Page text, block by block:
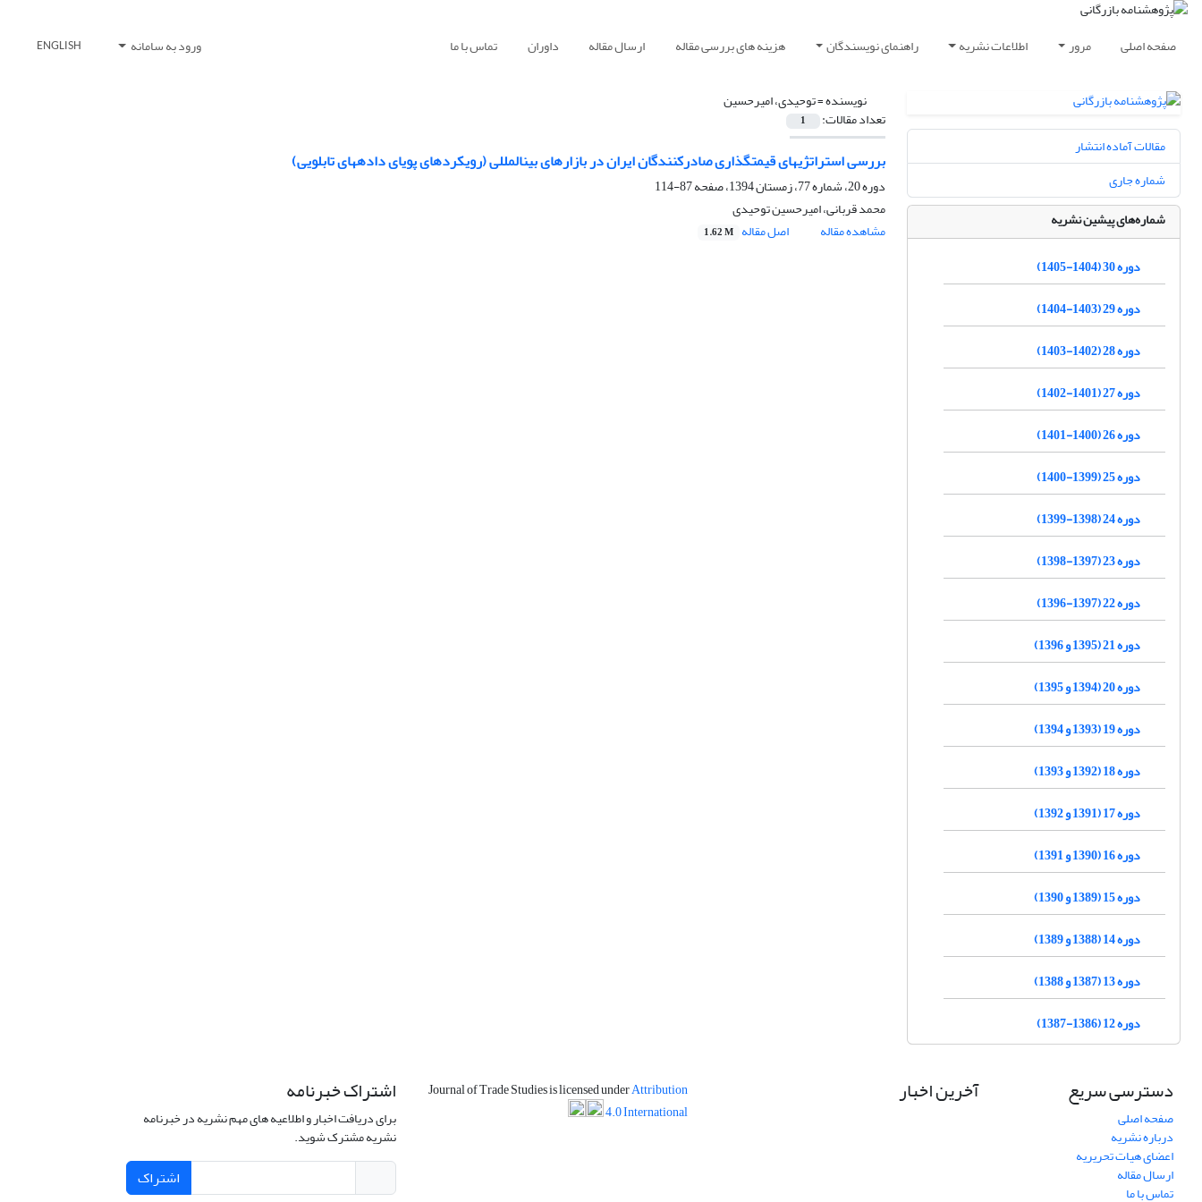
صفحه اصلی مرور اطلاعات نشریه راهنمای نویسندگان هزینه های بررسی مقاله ارسال مقاله داوران تماس با ما ورود به سامانه ENGLISH
نویسنده =توحیدی، امیرحسین
تعداد مقالات: 1
بررسی استراتژیهای قیمتگذاری صادرکنندگان ایران در بازارهای بینالمللی (رویکردهای پویای دادههای تابلویی)
دوره 20، شماره 77، زمستان 1394، صفحه
87-114
محمد قربانی، امیرحسین توحیدی
مشاهده مقاله
اصل مقاله 1.62 M
مقالات آماده انتشار
شماره جاری
شماره‌های پیشین نشریه
دوره 30 (1404-1405)
دوره 29 (1403-1404)
دوره 28 (1402-1403)
دوره 27 (1401-1402)
دوره 26 (1400-1401)
دوره 25 (1399-1400)
دوره 24 (1398-1399)
دوره 23 (1397-1398)
دوره 22 (1397-1396)
دوره 21 (1395 و 1396)
دوره 20 (1394 و 1395)
دوره 19 (1393 و 1394)
دوره 18 (1392 و 1393)
دوره 17 (1391 و 1392)
دوره 16 (1390 و 1391)
دوره 15 (1389 و 1390)
دوره 14 (1388 و 1389)
دوره 13 (1387 و 1388)
دوره 12 (1386-1387)
دسترسی سریع
صفحه اصلی
درباره نشریه
اعضای هیات تحریریه
ارسال مقاله
تماس با ما
آخرین اخبار Journal of Trade Studies is licensed underAttribution
4.0 International
اشتراک خبرنامه
برای دریافت اخبار و اطلاعیه های مهم نشریه در خبرنامه
نشریه مشترک شوید.
اشتراک